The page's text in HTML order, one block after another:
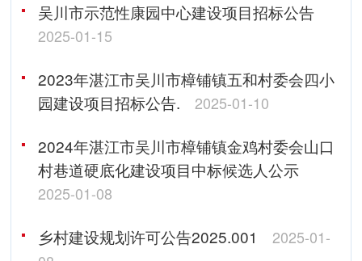
吴川市示范性康园中心建设项目招标公告
2025-01-15
2023年湛江市吴川市樟铺镇五和村委会四小
园建设项目招标公告.
2025-01-10
2024年湛江市吴川市樟铺镇金鸡村委会山口
村巷道硬底化建设项目中标候选人公示
2025-01-08
乡村建设规划许可公告2025.001
2025-01-